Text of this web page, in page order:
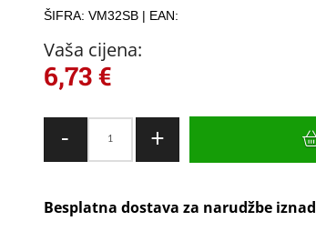
ŠIFRA: VM32SB| EAN:
Vaša cijena:
6,73€
- +
Besplatna dostava za narudžbe iznad